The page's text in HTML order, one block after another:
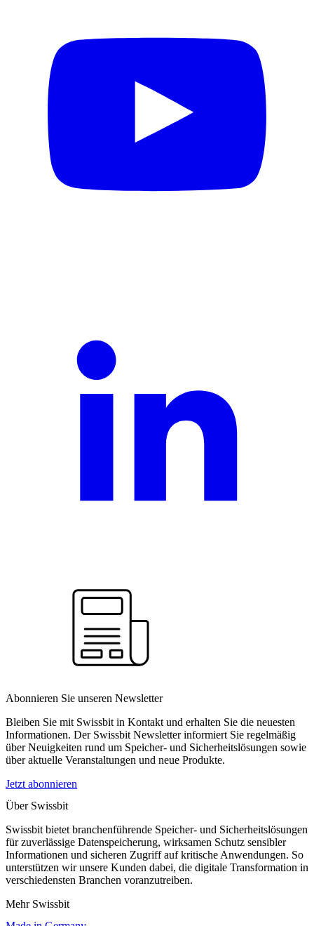
Abonnieren Sie unseren Newsletter
Bleiben Sie mit Swissbit in Kontakt und erhalten Sie die neuesten
Informationen. Der Swissbit Newsletter informiert Sie regelmäßig
über Neuigkeiten rund um Speicher- und Sicherheitslösungen sowie
über aktuelle Veranstaltungen und neue Produkte.
Jetzt abonnieren
Über Swissbit
Swissbit bietet branchenführende Speicher- und Sicherheitslösungen
für zuverlässige Datenspeicherung, wirksamen Schutz sensibler
Informationen und sicheren Zugriff auf kritische Anwendungen. So
unterstützen wir unsere Kunden dabei, die digitale Transformation in
verschiedensten Branchen voranzutreiben.
Mehr Swissbit